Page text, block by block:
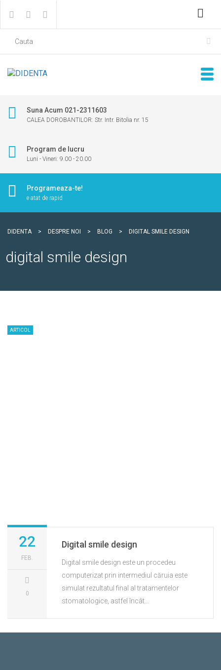
Suna Acum 021-2311603
CALEA DOROBANTILOR: Str. Intr. Bitolia nr. 15
Program de lucru
Luni - Vineri: 9.00 - 20.00
Programeaza-te!
e atat de rapid
DIDENTA > DESPRE NOI > BLOG > DIGITAL SMILE DESIGN
digital smile design
ARTICOL
22
FEB.
0
Digital smile design
Digital smile design este un procedeu
computerizat prin intermediul căruia este
simulat rezultatul final al tratamentelor
stomatologice, astfel încât…